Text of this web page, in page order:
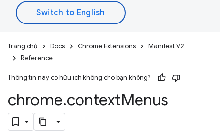
Trang chủ Docs Chrome Extensions
Manifest V2
Reference
Thông tin này có hữu ích không cho bạn không?
chrome.contextMenus